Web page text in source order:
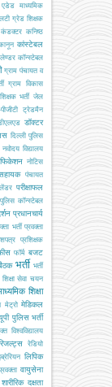
एडेड माध्यमिक
ग्रेड शिक्षक
कंडक्टर कनिष्ठ
कांस्टेबल
कॉन्स्टेबल
ग्राम पंचायत व
ग्राम विकास
भर्ती जेल
ट्रेडमैन
डॉक्टर
दिल्ली पुलिस
नवोदय विद्यालय
नोटिस
पंचायत
परीक्षाफल
पुलिस कॉन्स्टेबल
प्रधानचार्य
भर्ती प्रवक्ता
प्रशिक्षक
फॉर्म बजट
भर्ती भर्ती
सेवा चयन
शिक्षा
मेट्रो मेडिकल
पुलिस भर्ती
विश्वविद्यालय
रेडियो
लिपिक
वायुसेना
शारीरिक दक्षता